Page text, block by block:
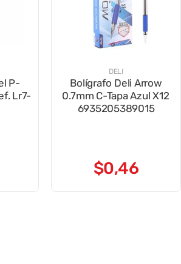
P-
Lr7-
DELI
Bolígrafo Deli Arrow
0.7mm C-Tapa Azul X12
6935205389015
$0,46